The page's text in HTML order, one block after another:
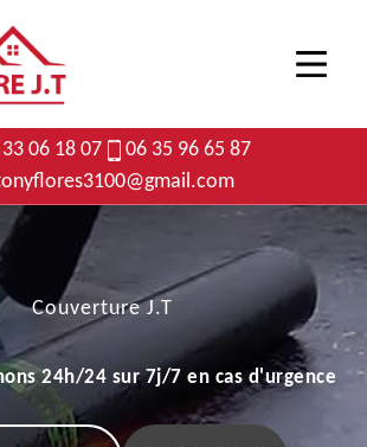
06 18 07
06 35 96 65 87
Couverture J.T
24h/24 sur 7j/7 en cas d'urgence